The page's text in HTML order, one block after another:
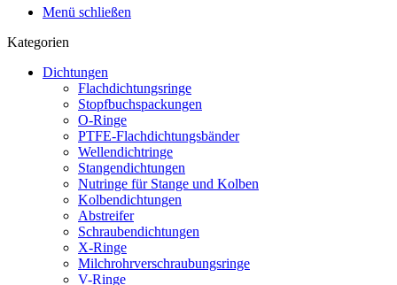
Menü schließen
Kategorien
Dichtungen
Flachdichtungsringe
Stopfbuchspackungen
O-Ringe
PTFE-Flachdichtungsbänder
Wellendichtringe
Stangendichtungen
Nutringe für Stange und Kolben
Kolbendichtungen
Abstreifer
Schraubendichtungen
X-Ringe
Milchrohrverschraubungsringe
V-Ringe